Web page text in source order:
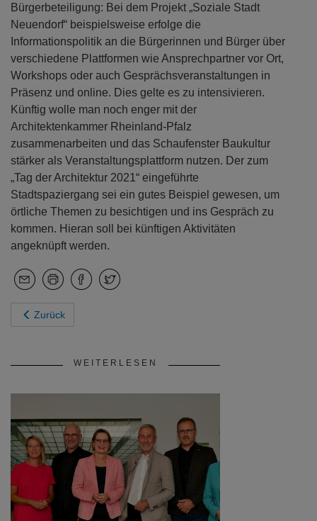
Bürgerbeteiligung: Bei dem Projekt „Soziale Stadt
Neuendorf“ beispielsweise erfolge die
Informationspolitik an die Bürgerinnen und Bürger über
verschiedene Plattformen wie Ansprechpartner vor Ort,
Workshops oder auch Gesprächsveranstaltungen in
Präsenz und online. Dies gelte es zu intensivieren.
Künftig wolle man noch enger mit der
Architektenkammer Rheinland-Pfalz
zusammenarbeiten und das Schaufenster Baukultur
stärker als Veranstaltungsplattform nutzen. Der zum
„Tag der Architektur 2021“ eingeführte
Stadtspaziergang sei ein gutes Beispiel gewesen, um
örtliche Themen zu besichtigen und ins Gespräch zu
kommen. Hieran soll bei künftigen Aktivitäten
angeknüpft werden.
Zurück
WEITERLESEN